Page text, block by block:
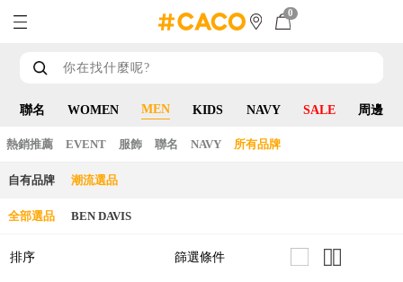
0
聯名 WOMEN MEN KIDS NAVY SALE 周邊
熱銷推薦 EVENT 服飾 聯名 NAVY 所有品牌
自有品牌 潮流選品
全部選品 BEN DAVIS
排序 篩選條件